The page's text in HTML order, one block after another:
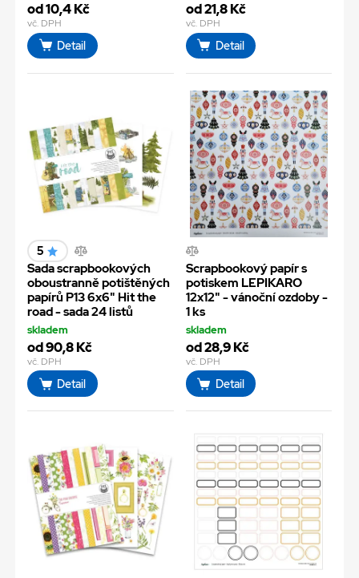
od 10,4 Kč
vč. DPH
Detail
od 21,8 Kč
vč. DPH
Detail
5
Sada scrapbookových
oboustranně potištěných
papírů P13 6x6" Hit the
road - sada 24 listů
skladem
od 90,8 Kč
vč. DPH
Detail
Scrapbookový papír s
potiskem LEPIKARO
12x12" - vánoční ozdoby -
1 ks
skladem
od 28,9 Kč
vč. DPH
Detail